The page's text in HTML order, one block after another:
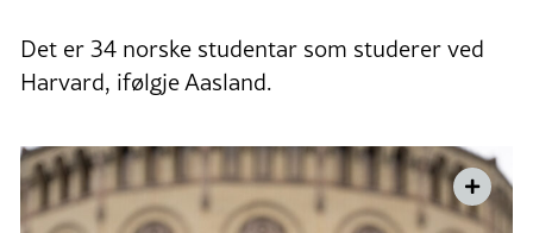
Det er 34 norske studentar som studerer ved
Harvard, ifølgje Aasland.